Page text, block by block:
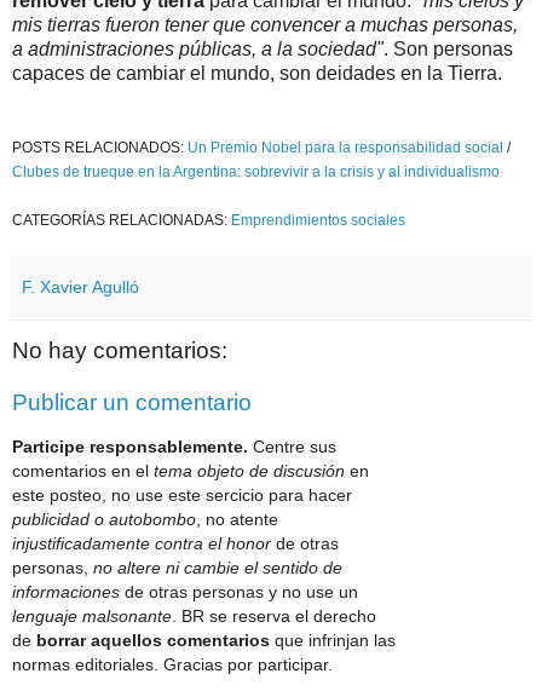
mis tierras fueron tener que convencer a muchas personas,
a administraciones públicas, a la sociedad". Son personas
capaces de cambiar el mundo, son deidades en la Tierra.
POSTS RELACIONADOS: Un Premio Nobel para la responsabilidad social /
Clubes de trueque en la Argentina: sobrevivir a la crisis y al individualismo
CATEGORÍAS RELACIONADAS: Emprendimientos sociales
F. Xavier Agulló
No hay comentarios:
Publicar un comentario
Participe responsablemente. Centre sus
comentarios en el tema objeto de discusión en
este posteo, no use este sercicio para hacer
publicidad o autobombo , no atente
injustificadamente contra el honor de otras
personas, no altere ni cambie el sentido de
informaciones de otras personas y no use un
lenguaje malsonante . BR se reserva el derecho
de borrar aquellos comentarios que infrinjan las
normas editoriales. Gracias por participar.